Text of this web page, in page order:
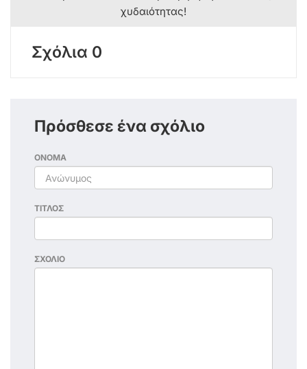
χυδαιότητας!
Σχόλια 0
Πρόσθεσε ένα σχόλιο
ΟΝΟΜΑ
ΤΙΤΛΟΣ
ΣΧΟΛΙΟ